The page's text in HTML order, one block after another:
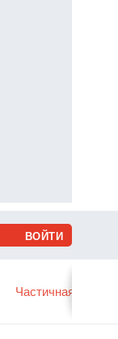
Частичная
ВОЙТИ